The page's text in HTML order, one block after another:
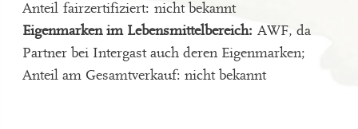
Anteil fairzertifiziert: nicht bekannt
Eigenmarken im Lebensmittelbereich: AWF, da
Partner bei Intergast auch deren Eigenmarken;
Anteil am Gesamtverkauf: nicht bekannt